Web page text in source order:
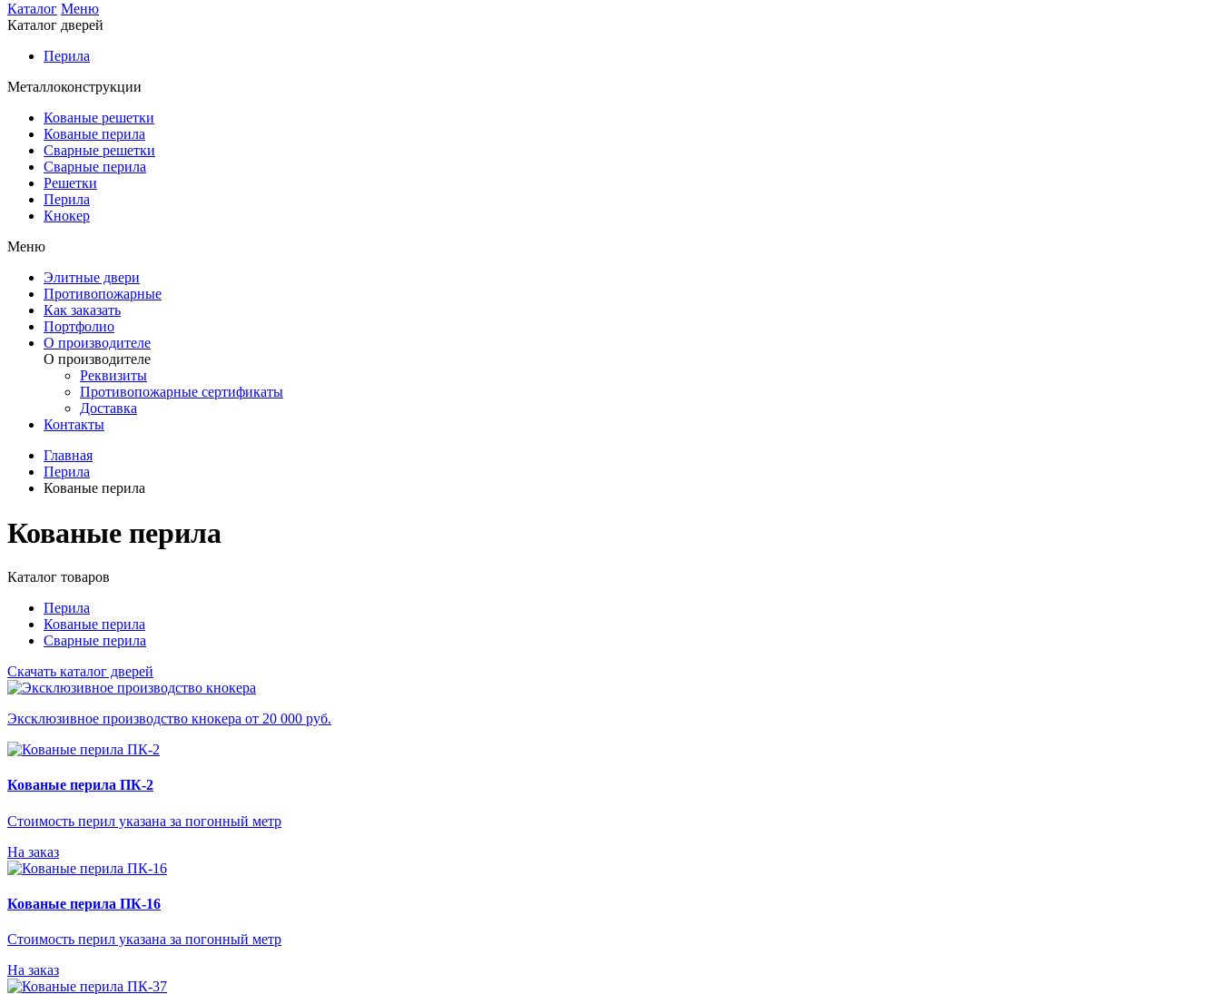
Каталог Меню
Каталог дверей
Перила
Металлоконструкции
Кованые решетки
Кованые перила
Сварные решетки
Сварные перила
Решетки
Перила
Кнокер
Меню
Элитные двери
Противопожарные
Как заказать
Портфолио
О производителе
О производителе
Реквизиты
Противопожарные сертификаты
Доставка
Контакты
Главная
Перила
Кованые перила
Кованые перила
Каталог товаров
Перила
Кованые перила
Сварные перила
Скачать каталог дверей
Эксклюзивное производство кнокера от 20 000 руб.
Кованые перила ПК-2
Стоимость перил указана за погонный метр
На заказ
Кованые перила ПК-16
Стоимость перил указана за погонный метр
На заказ